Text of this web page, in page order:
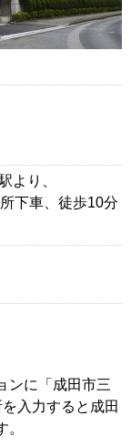
より、
下車、徒歩10分
ンに「成田市三
入力すると成田